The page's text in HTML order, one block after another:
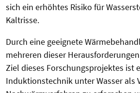
sich ein erhöhtes Risiko für
Kaltrisse.
Durch eine geeignete
mehreren dieser
Ziel dieses Forschungsprojektes ist
Induktionstechnik unter Wasser als